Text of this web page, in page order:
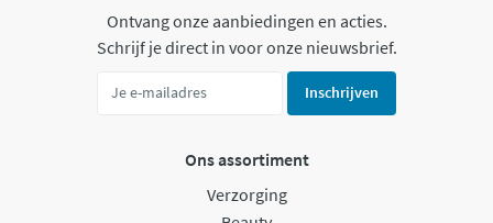
Ontvang onze aanbiedingen en acties.
Schrijf je direct in voor onze nieuwsbrief.
Inschrijven
Ons assortiment
Verzorging